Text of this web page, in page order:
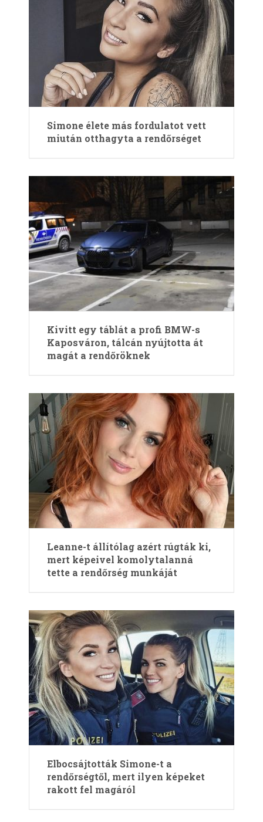
Simone élete más fordulatot vett
miután otthagyta a rendőrséget
Kivitt egy táblát a profi BMW-s
Kaposváron, tálcán nyújtotta át
magát a rendőröknek
Leanne-t állítólag azért rúgták ki,
mert képeivel komolytalanná
tette a rendőrség munkáját
Elbocsájtották Simone-t a
rendőrségtől, mert ilyen képeket
rakott fel magáról